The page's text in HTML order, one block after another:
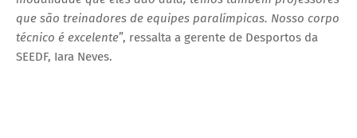
que são treinadores de equipes paralímpicas. Nosso corpo
técnico é excelente”, ressalta a gerente de Desportos da
SEEDF, Iara Neves.